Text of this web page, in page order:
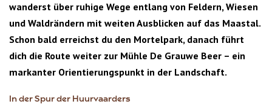
wanderst über ruhige Wege entlang von Feldern, Wiesen
und Waldrändern mit weiten Ausblicken auf das Maastal.
Schon bald erreichst du den Mortelpark, danach führt
dich die Route weiter zur Mühle De Grauwe Beer – ein
markanter Orientierungspunkt in der Landschaft.
In der Spur der Huurvaarders